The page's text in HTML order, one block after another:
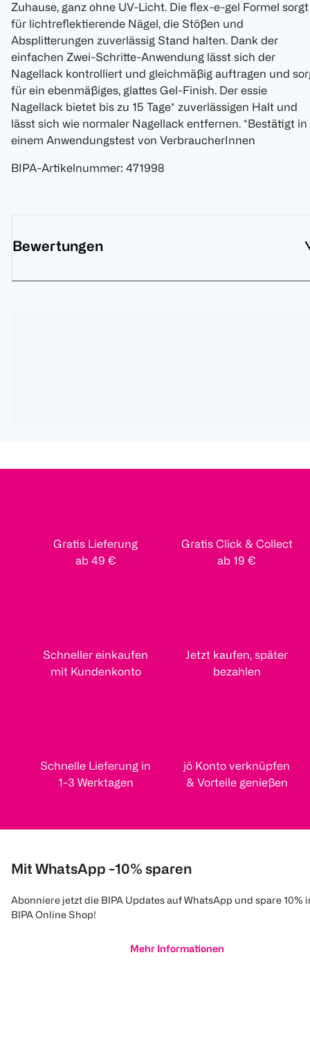
Zuhause, ganz ohne UV-Licht. Die flex-e-gel Formel sorgt
für lichtreflektierende Nägel, die Stößen und
Absplitterungen zuverlässig Stand halten. Dank der
einfachen Zwei-Schritte-Anwendung lässt sich der
Nagellack kontrolliert und gleichmäßig auftragen und
für ein ebenmäßiges, glattes Gel-Finish. Der essie
Nagellack bietet bis zu 15 Tage* zuverlässigen Halt und
lässt sich wie normaler Nagellack entfernen. *Bestätigt in
einem Anwendungstest von VerbraucherInnen
BIPA-Artikelnummer: 471998
Bewertungen
Gratis Lieferung
ab 49 €
Gratis Click & Collect
ab 19 €
Schneller einkaufen
mit Kundenkonto
Jetzt kaufen, später
bezahlen
Schnelle Lieferung in
1-3 Werktagen
jö Konto verknüpfen
& Vorteile genießen
Mit WhatsApp -10% sparen
Abonniere jetzt die BIPA Updates auf WhatsApp und spare 10%
BIPA Online Shop!
Mehr Informationen